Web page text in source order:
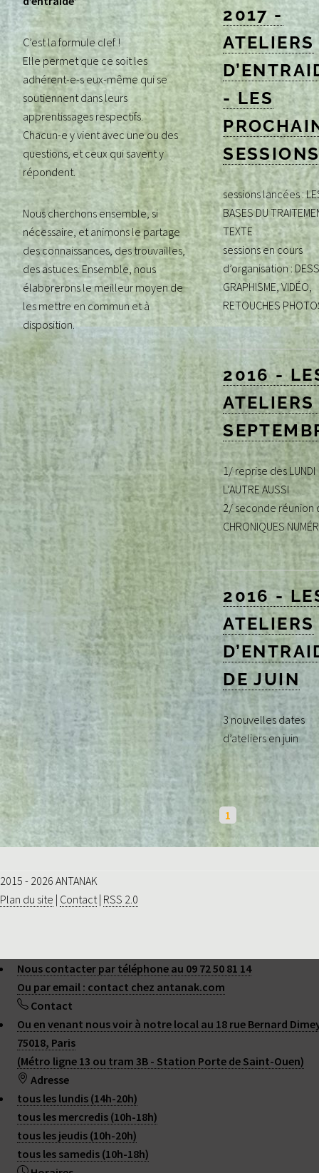
C’est la formule clef !
Elle permet que ce soit les
adhérent-e-s eux-même qui se
soutiennent dans leurs
apprentissages respectifs.
Chacun-e y vient avec une ou des
questions, et ceux qui savent y
répondent.
Nous cherchons ensemble, si
nécessaire, et animons le partage
des connaissances, des trouvailles,
des astuces. Ensemble, nous
élaborerons le meilleur moyen de
les mettre en commun et à
disposition.
2017 -
ATELIERS
- LES
sessions lancées :
BASES DU
TEXTE
sessions en cours
d’organisation :
GRAPHISME, VIDÉO,
RETOUCHES
2016 -
1/ reprise des LUNDI
L’AUTRE AUSSI
2/ seconde réunion
CHRONIQUES
2016 -
ATELIERS
DE JUIN
3 nouvelles dates
d’ateliers en juin
1
2015 - 2026 ANTANAK
Plan du site | Contact| RSS 2.0
Nous contacter par téléphone au 09 72 50 81 14
Ou par email : contact chez antanak.com
Contact
Ou en venant nous voir à notre local au 18 rue Bernard
75018, Paris
(Métro ligne 13 ou tram 3B - Station Porte de Saint-Ouen)
Adresse
tous les lundis (14h-20h)
tous les mercredis (10h-18h)
tous les jeudis (10h-20h)
tous les samedis (10h-18h)